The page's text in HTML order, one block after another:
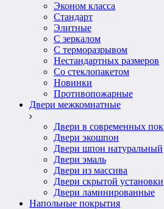
Эконом класса
Стандарт
Элитные
С зеркалом
С терморазрывом
Нестандартных размеров
Со стеклопакетом
Новинки
Противопожарные
Двери межкомнатные
Двери в современных
Двери экошпон
Двери шпон натуральный
Двери эмаль
Двери из массива
Двери скрытой установки
Двери ламинированные
Напольные покрытия